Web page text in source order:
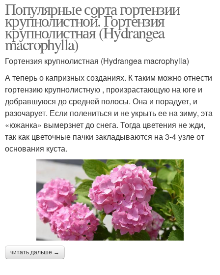
Популярные сорта гортензии
крупнолистной. Гортензия
крупнолистная (Hydrangea
macrophylla)
Гортензия крупнолистная (Hydrangea macrophylla)
А теперь о капризных созданиях. К таким можно отнести
гортензию крупнолистную , произрастающую на юге и
добравшуюся до средней полосы. Она и порадует, и
разочарует. Если полениться и не укрыть ее на зиму, эта
«южанка» вымерзнет до снега. Тогда цветения не жди,
так как цветочные пачки закладываются на 3-4 узле от
основания куста.
читать дальше →